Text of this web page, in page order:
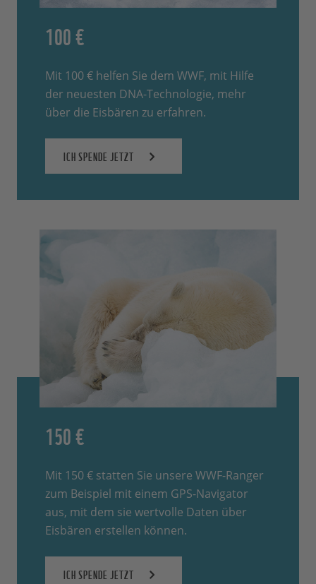
100 €
Mit 100 € helfen Sie dem WWF, mit Hilfe
der neuesten DNA-Technologie, mehr
über die Eisbären zu erfahren.
ICH SPENDE JETZT
150 €
Mit 150 € statten Sie unsere WWF-Ranger
zum Beispiel mit einem GPS-Navigator
aus, mit dem sie wertvolle Daten über
Eisbären erstellen können.
ICH SPENDE JETZT